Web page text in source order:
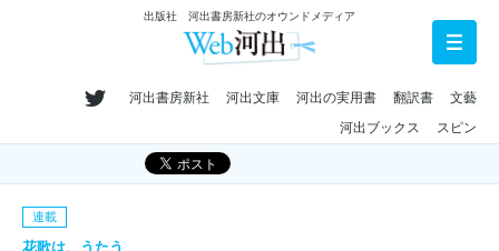
出版社 河出書房新社のオウンドメディア
河出書房新社 河出文庫 河出の実用書 翻訳書
文藝
河出ブックス
スピン
連載
花歌は、うたう